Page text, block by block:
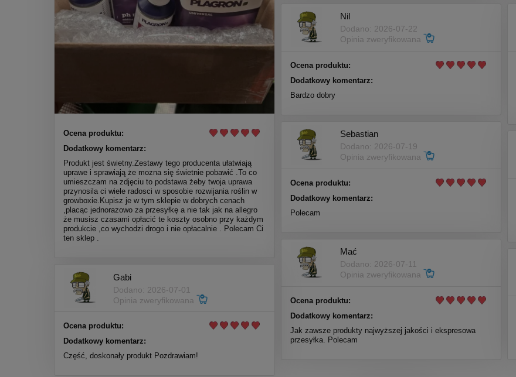
Ocena produktu:
Dodatkowy komentarz:
Produkt jest świetny.Zestawy tego producenta ułatwiają
uprawe i sprawiają że mozna się świetnie pobawić .To co
umieszczam na zdjęciu to podstawa żeby twoja uprawa
przynosila ci wiele radosci w sposobie rozwijania roślin w
growboxie.Kupisz je w tym sklepie w dobrych cenach
,placąc jednorazowo za przesyłkę a nie tak jak na allegro
że musisz czasami opłacić te koszty osobno przy każdym
produkcie ,co wychodzi drogo i nie opłacalnie . Polecam Ci
ten sklep .
Nil
Dodano: 2026-07-22
Opinia zweryfikowana
Ocena produktu:
Dodatkowy komentarz:
Bardzo dobry
Sebastian
Dodano: 2026-07-19
Opinia zweryfikowana
Ocena produktu:
Dodatkowy komentarz:
Polecam
Mać
Dodano: 2026-07-11
Opinia zweryfikowana
Ocena produktu:
Dodatkowy komentarz:
Jak zawsze produkty najwyższej jakości i ekspresowa
przesyłka. Polecam
Gabi
Dodano: 2026-07-01
Opinia zweryfikowana
Ocena produktu:
Dodatkowy komentarz:
Część, doskonały produkt Pozdrawiam!